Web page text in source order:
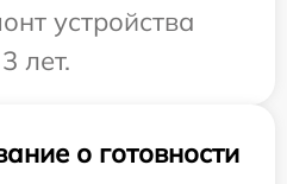
устройства
лет.
о готовности